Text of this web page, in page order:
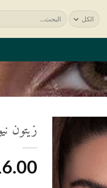
البحث
عن:
أضف
إلى
الرغبات
زيتون